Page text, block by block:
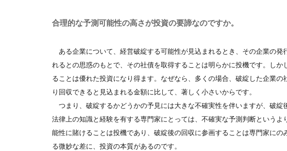
合理的な予測可能性の高さが投資の要諦なのですか。
ある企業について、経営破綻する可能性が見込まれるとき、その企業の発
れるとの思惑のもとで、その社債を取得することは明らかに投機です。し
ることは優れた投資になり得ます。なぜなら、多くの場合、破綻した企業
り回収できると見込まれる金額に比して、著しく小さいからです。
つまり、破綻するかどうかの予見には大きな不確実性を伴いますが、破綻
法律上の知識と経験を有する専門家にとっては、不確実な予測判断という
能性に賭けることは投機であり、破綻後の回収に参画することは専門家に
る微妙な差に、投資の本質があるのです。